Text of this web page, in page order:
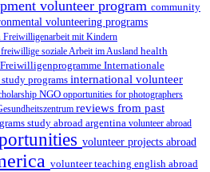
volunteer program community
volunteering programs
Freiwilligenarbeit mit Kindern
freiwillige soziale Arbeit im Ausland health
Internationale
programsinternational volunteer
NGO opportunities for photographers
reviews from past
study abroad argentina volunteer abroad
volunteer projects abroad
volunteer teaching english abroad